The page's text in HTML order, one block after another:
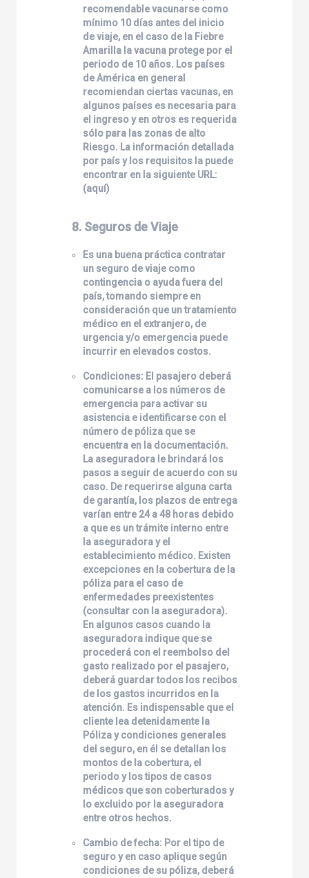
recomendable vacunarse como
mínimo 10 días antes del inicio
de viaje, en el caso de la Fiebre
Amarilla la vacuna protege por el
periodo de 10 años. Los países
de América en general
recomiendan ciertas vacunas, en
algunos países es necesaria para
el ingreso y en otros es requerida
sólo para las zonas de alto
Riesgo. La información detallada
por país y los requisitos la puede
encontrar en la siguiente URL:
(aquí)
8. Seguros de Viaje
Es una buena práctica contratar
un seguro de viaje como
contingencia o ayuda fuera del
país, tomando siempre en
consideración que un tratamiento
médico en el extranjero, de
urgencia y/o emergencia puede
incurrir en elevados costos.
Condiciones: El pasajero deberá
comunicarse a los números de
emergencia para activar su
asistencia e identificarse con el
número de póliza que se
encuentra en la documentación.
La aseguradora le brindará los
pasos a seguir de acuerdo con su
caso. De requerirse alguna carta
de garantía, los plazos de entrega
varían entre 24 a 48 horas debido
a que es un trámite interno entre
la aseguradora y el
establecimiento médico. Existen
excepciones en la cobertura de la
póliza para el caso de
enfermedades preexistentes
(consultar con la aseguradora).
En algunos casos cuando la
aseguradora indique que se
procederá con el reembolso del
gasto realizado por el pasajero,
deberá guardar todos los recibos
de los gastos incurridos en la
atención. Es indispensable que el
cliente lea detenidamente la
Póliza y condiciones generales
del seguro, en él se detallan los
montos de la cobertura, el
periodo y los tipos de casos
médicos que son coberturados y
lo excluido por la aseguradora
entre otros hechos.
Cambio de fecha: Por el tipo de
seguro y en caso aplique según
condiciones de su póliza, deberá